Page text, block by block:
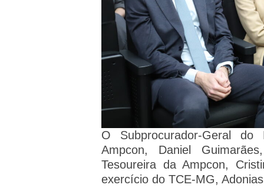
O Subprocurador-Geral
Ampcon, Daniel
Tesoureira da Ampcon,
exercício do TCE-MG,